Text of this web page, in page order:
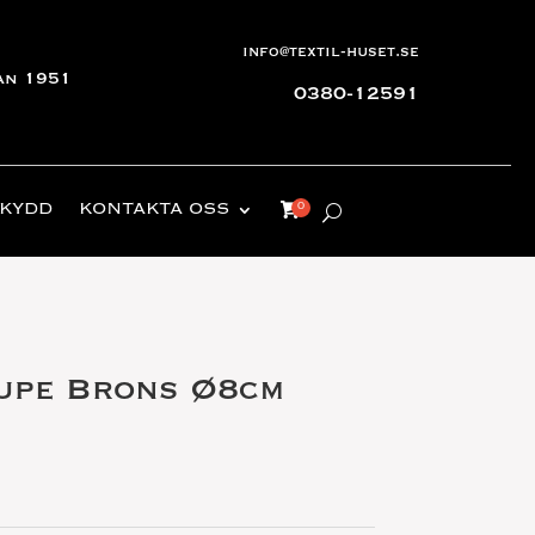
1951
info@textil-huset.se
0380-12591
KONTAKTA OSS
Brons Ø8cm